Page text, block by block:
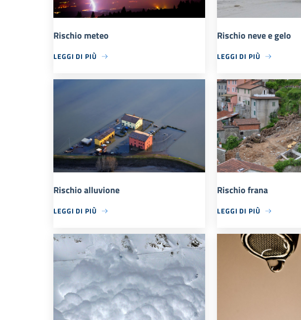
Rischio meteo
LEGGI DI PIÙ
Rischio neve e gelo
LEGGI DI PIÙ
Rischio alluvione
LEGGI DI PIÙ
Rischio frana
LEGGI DI PIÙ